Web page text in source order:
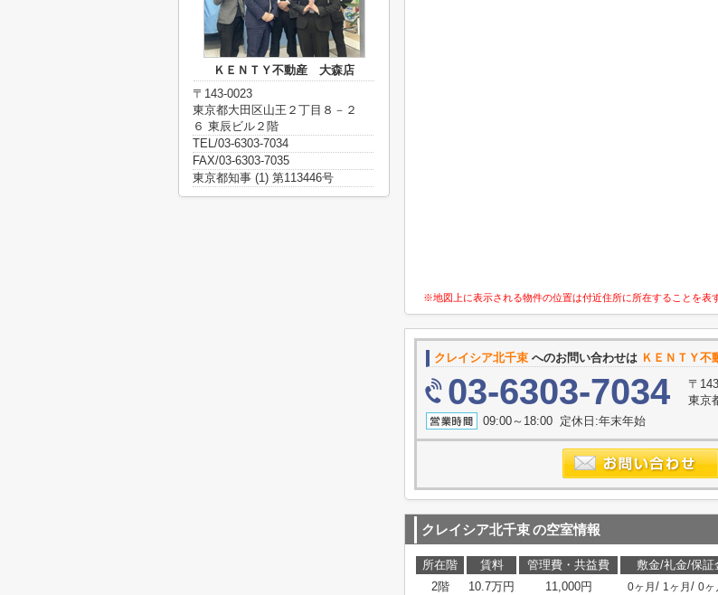
※地図上に表示される物件の位置は付近住所に所在することを表
クレイシア北千束 へのお問い合わせは ＫＥＮＴＹ
03-6303-7034
〒
東京
09:00～18:00 定休日:年末年始
クレイシア北千束の空室情報
所在階 賃料 管理費・共益費 敷金/礼金/保証
2階
10.7万円 11,000円 0ヶ月 / 1ヶ月 / 0ヶ
ＫＥＮＴＹ不動産 大森店
〒143-0023
東京都大田区山王２丁目８－２
６ 東辰ビル２階
TEL/03-6303-7034
FAX/03-6303-7035
東京都知事 (1) 第113446号